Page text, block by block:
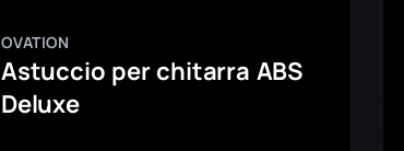
OVATION
Astuccio per chitarra ABS
Deluxe